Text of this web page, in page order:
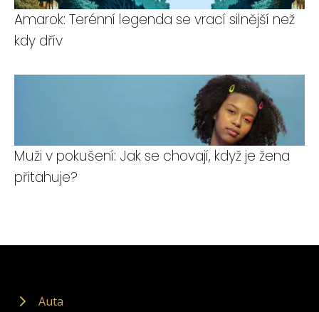
Amarok: Terénní legenda se vrací silnější než
kdy dřív
Muži v pokušení: Jak se chovají, když je žena
přitahuje?
Auta